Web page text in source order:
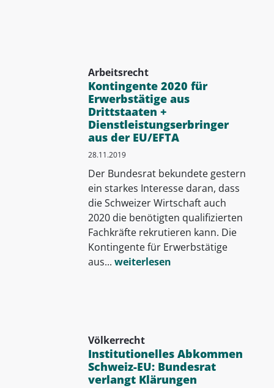
Arbeitsrecht
Kontingente 2020 für
Erwerbstätige aus
Drittstaaten +
Dienstleistungserbringer
aus der EU/EFTA
28.11.2019
Der Bundesrat bekundete gestern
ein starkes Interesse daran, dass
die Schweizer Wirtschaft auch
2020 die benötigten qualifizierten
Fachkräfte rekrutieren kann. Die
Kontingente für Erwerbstätige
aus... weiterlesen
Völkerrecht
Institutionelles Abkommen
Schweiz-EU: Bundesrat
verlangt Klärungen